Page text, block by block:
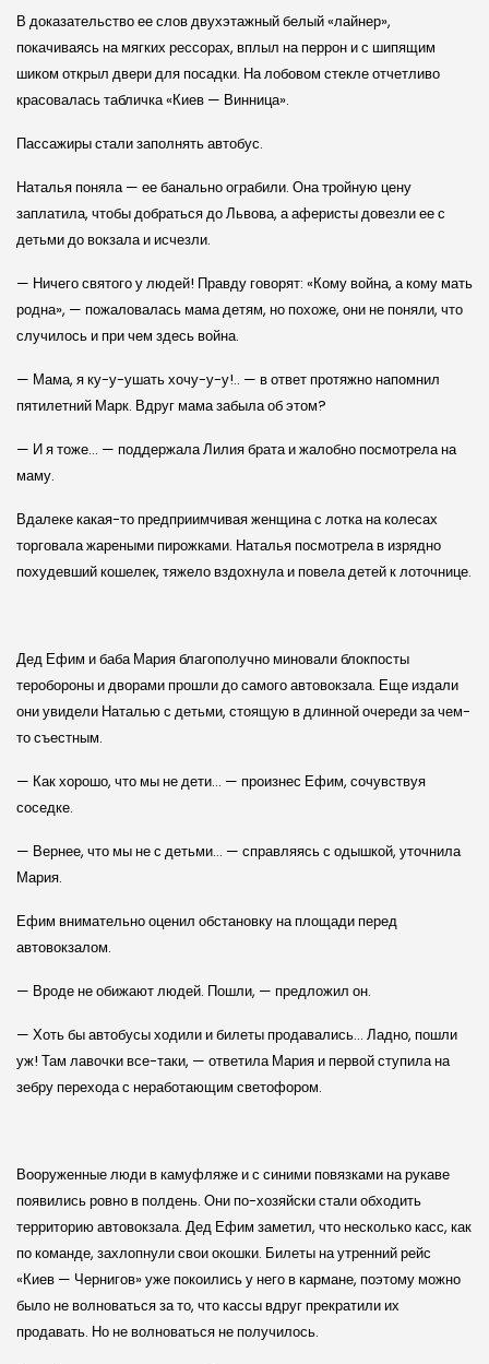
В доказательство ее слов двухэтажный белый «лайнер»,
покачиваясь на мягких рессорах, вплыл на перрон и с шипящим
шиком открыл двери для посадки. На лобовом стекле отчетливо
красовалась табличка «Киев — Винница».
Пассажиры стали заполнять автобус.
Наталья поняла — ее банально ограбили. Она тройную цену
заплатила, чтобы добраться до Львова, а аферисты довезли ее с
детьми до вокзала и исчезли.
— Ничего святого у людей! Правду говорят: «Кому война, а кому мать
родна», — пожаловалась мама детям, но похоже, они не поняли, что
случилось и при чем здесь война.
— Мама, я ку-у-ушать хочу-у-у!.. — в ответ протяжно напомнил
пятилетний Марк. Вдруг мама забыла об этом?
— И я тоже… — поддержала Лилия брата и жалобно посмотрела на
маму.
Вдалеке какая-то предприимчивая женщина с лотка на колесах
торговала жареными пирожками. Наталья посмотрела в изрядно
похудевший кошелек, тяжело вздохнула и повела детей к лоточнице.
Дед Ефим и баба Мария благополучно миновали блокпосты
теробороны и дворами прошли до самого автовокзала. Еще издали
они увидели Наталью с детьми, стоящую в длинной очереди за чем-
то съестным.
— Как хорошо, что мы не дети… — произнес Ефим, сочувствуя
соседке.
— Вернее, что мы не с детьми… — справляясь с одышкой, уточнила
Мария.
Ефим внимательно оценил обстановку на площади перед
автовокзалом.
— Вроде не обижают людей. Пошли, — предложил он.
— Хоть бы автобусы ходили и билеты продавались… Ладно, пошли
уж! Там лавочки все-таки, — ответила Мария и первой ступила на
зебру перехода с неработающим светофором.
Вооруженные люди в камуфляже и с синими повязками на рукаве
появились ровно в полдень. Они по-хозяйски стали обходить
территорию автовокзала. Дед Ефим заметил, что несколько касс, как
по команде, захлопнули свои окошки. Билеты на утренний рейс
«Киев — Чернигов» уже покоились у него в кармане, поэтому можно
было не волноваться за то, что кассы вдруг прекратили их
продавать. Но не волноваться не получилось.